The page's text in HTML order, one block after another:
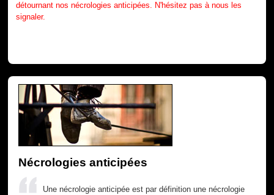
détournant nos nécrologies anticipées. N'hésitez pas à nous les
signaler.
Nécrologies anticipées
Une nécrologie anticipée est par définition une nécrologie